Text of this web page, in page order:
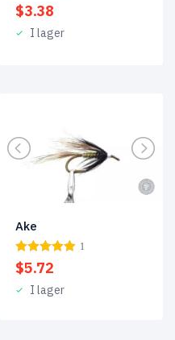
$3.38
I lager
Ake
1
$5.72
I lager